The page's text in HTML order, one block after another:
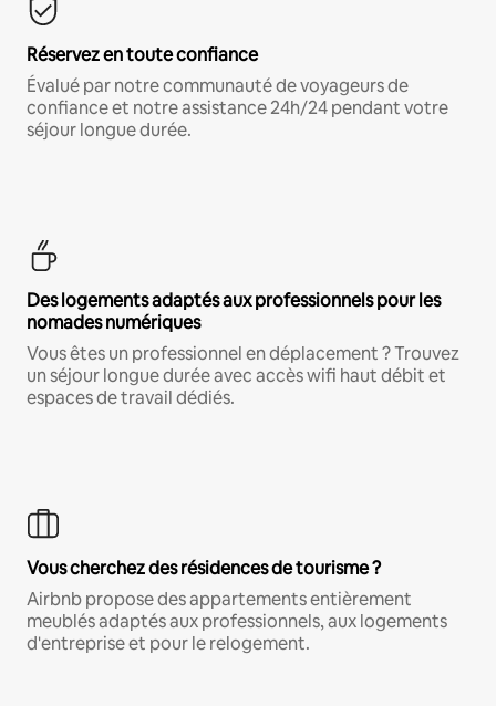
Réservez en toute confiance
Évalué par notre communauté de voyageurs de
confiance et notre assistance 24h/24 pendant votre
séjour longue durée.
Des logements adaptés aux professionnels pour les
nomades numériques
Vous êtes un professionnel en déplacement ? Trouvez
un séjour longue durée avec accès wifi haut débit et
espaces de travail dédiés.
Vous cherchez des résidences de tourisme ?
Airbnb propose des appartements entièrement
meublés adaptés aux professionnels, aux logements
d'entreprise et pour le relogement.